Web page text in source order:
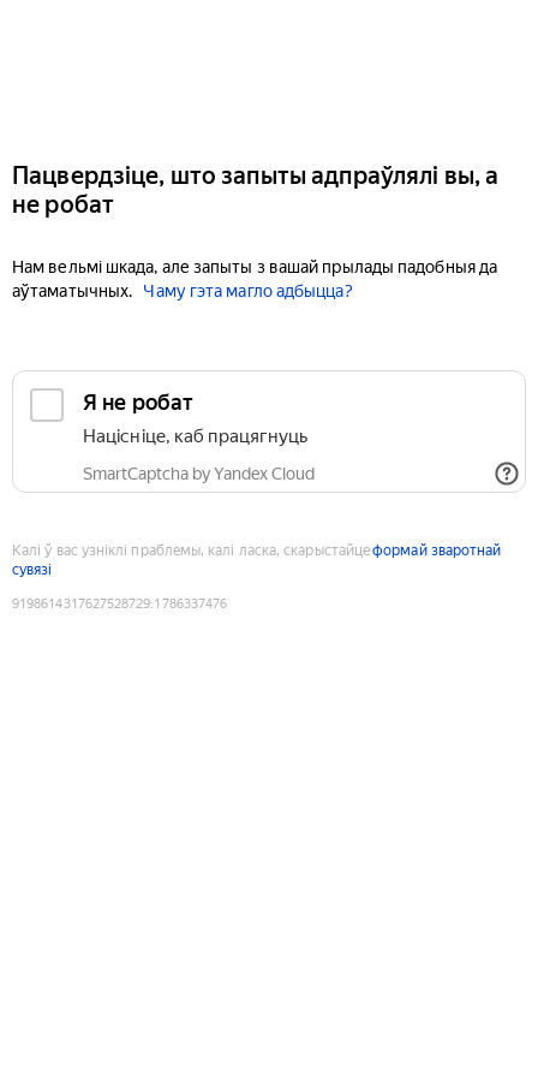
Пацвердзіце, што запыты адпраўлялі вы, а
не робат
Нам вельмі шкада, але запыты з вашай прылады падобныя да
аўтаматычных.
Чаму гэта магло адбыцца?
Я не робат
Націсніце, каб працягнуць
SmartCaptcha by Yandex Cloud
Калі ў вас узніклі праблемы, калі ласка, скарыстайцеформай зваротнай
сувязі
9198614317627528729:1786337476